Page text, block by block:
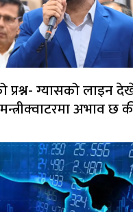
प्रश्न- ग्यासको लाइन
मन्त्रीक्वाटरमा अभाव छ